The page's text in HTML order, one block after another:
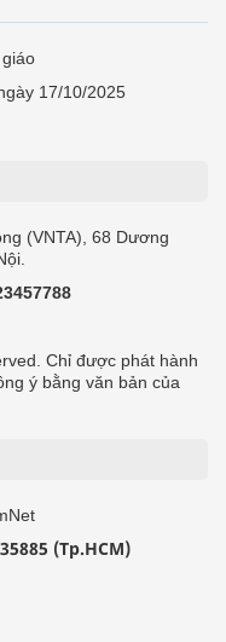
17/10/2025
(VNTA), 68 Dương
Chỉ được phát hành
ý bằng văn bản của
(Tp.HCM)